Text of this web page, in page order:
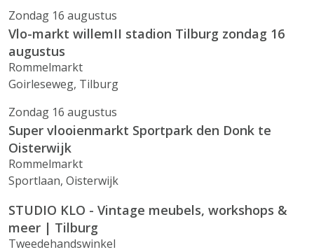
Zondag 16 augustus
Vlo-markt willemII stadion Tilburg zondag 16
augustus
Rommelmarkt
Goirleseweg, Tilburg
Zondag 16 augustus
Super vlooienmarkt Sportpark den Donk te
Oisterwijk
Rommelmarkt
Sportlaan, Oisterwijk
STUDIO KLO - Vintage meubels, workshops &
meer | Tilburg
Tweedehandswinkel